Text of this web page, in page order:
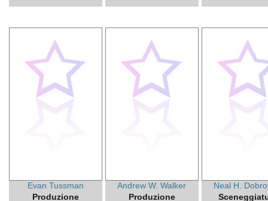
Evan Tussman
Produzione
Andrew W. Walker
Produzione
Neal H.